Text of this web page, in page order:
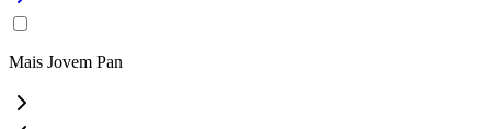
Mais Jovem Pan